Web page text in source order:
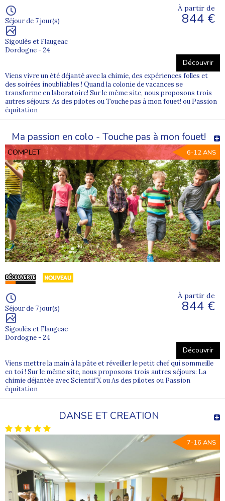
Séjour de 7 jour(s)
Sigoulès et Flaugeac
Dordogne - 24
À partir de
844 €
Découvrir
Viens vivre un été déjanté avec la chimie, des expériences folles et
des soirées inoubliables ! Quand la colonie de vacances se
transforme en laboratoire! Sur le même site, nous proposons trois
autres séjours: As des pilotes ou Touche pas à mon fouet! ou Passion
équitation
Ma passion en colo - Touche pas à mon fouet!
COMPLET 6-12 ANS
Séjour de 7 jour(s)
Sigoulès et Flaugeac
Dordogne - 24
À partir de
844 €
Découvrir
Viens mettre la main à la pâte et réveiller le petit chef qui sommeille
en toi ! Sur le même site, nous proposons trois autres séjours: La
chimie déjantée avec Scientif'X ou As des pilotes ou Passion
équitation
DANSE ET CREATION
7-16 ANS